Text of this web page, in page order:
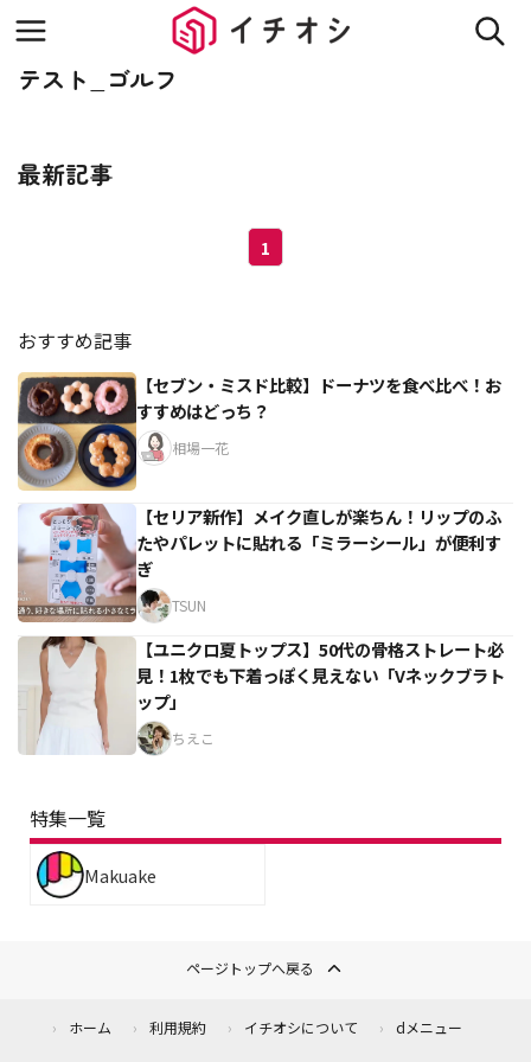
テスト_ゴルフ
最新記事
1
おすすめ記事
【セブン・ミスド比較】ドーナツを食べ比べ！お
すすめはどっち？
相場一花
【セリア新作】メイク直しが楽ちん！リップのふ
たやパレットに貼れる「ミラーシール」が便利す
ぎ
TSUN
【ユニクロ夏トップス】50代の骨格ストレート必
見！1枚でも下着っぽく見えない「Vネックブラト
ップ」
ちえこ
特集一覧
Makuake
ページトップへ戻る
ホーム 利用規約 イチオシについて dメニュー